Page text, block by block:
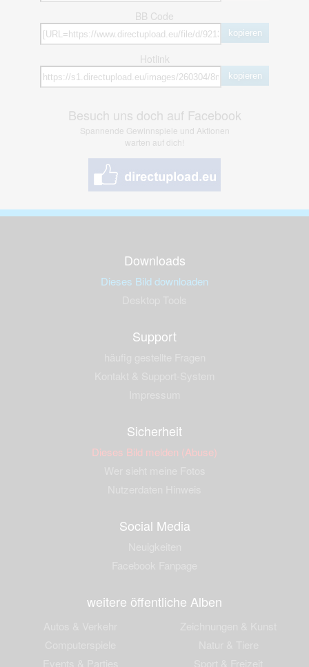
BB Code
kopieren
Hotlink
kopieren
Besuch uns doch auf Facebook
Spannende Gewinnspiele und Aktionen
warten auf dich!
Downloads
Dieses Bild downloaden
Support
Sicherheit
Dieses Bild melden (Abuse)
Social Media
weitere öffentliche Alben